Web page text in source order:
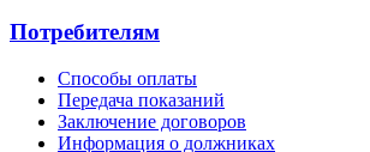
Потребителям
Способы оплаты
Передача показаний
Заключение договоров
Информация о должниках